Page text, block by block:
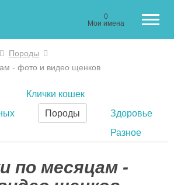
0
Мои имена
Породы
- фото и видео щенков
Клички кошек
Породы
Здоровье
Разное
по месяцам -